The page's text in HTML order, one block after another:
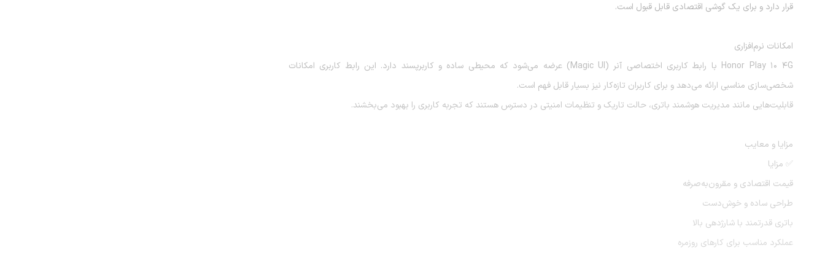
قرار دارد و برای یک گوشی اقتصادی قابل قبول است.
امکانات نرم‌افزاری
Honor Play 10 4G با رابط کاربری اختصاصی آنر (Magic UI) عرضه می‌شود که محیطی ساده و کاربرپسند دارد. این رابط کاربری امکانات
شخصی‌سازی مناسبی ارائه می‌دهد و برای کاربران تازه‌کار نیز بسیار قابل فهم است.
قابلیت‌هایی مانند مدیریت هوشمند باتری، حالت تاریک و تنظیمات امنیتی در دسترس هستند که تجربه کاربری را بهبود می‌بخشند.
مزایا و معایب
✅ مزایا
قیمت اقتصادی و مقرون‌به‌صرفه
طراحی ساده و خوش‌دست
باتری قدرتمند با شارژدهی بالا
عملکرد مناسب برای کارهای روزمره